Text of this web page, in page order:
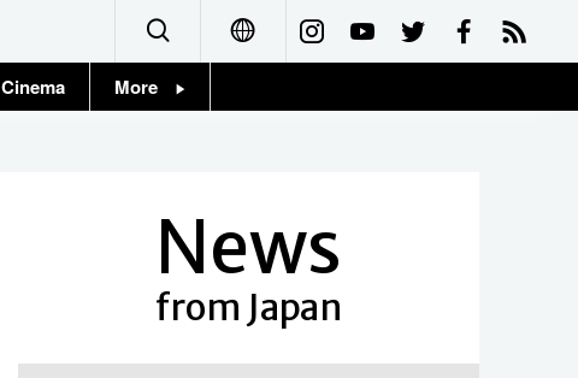
Français
Cinema More
News
from Japan